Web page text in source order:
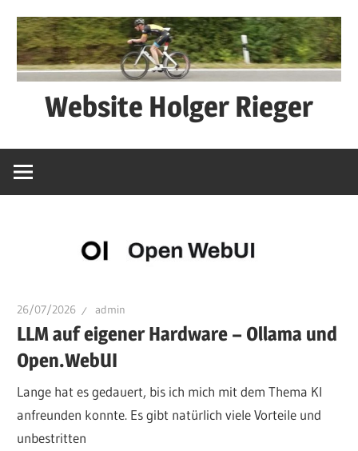
Inhalt
springen
Website Holger Rieger
schwätza
26/07/2026 admin
LLM auf eigener Hardware – Ollama und
Open.WebUI
Lange hat es gedauert, bis ich mich mit dem Thema KI
anfreunden konnte. Es gibt natürlich viele Vorteile und
unbestritten